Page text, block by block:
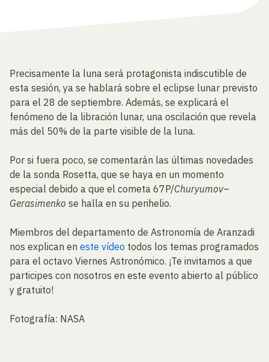
Precisamente la luna será protagonista indiscutible de
esta sesión, ya se hablará sobre el eclipse lunar previsto
para el 28 de septiembre. Además, se explicará el
fenómeno de la libración lunar, una oscilación que revela
más del 50% de la parte visible de la luna.
Por si fuera poco, se comentarán las últimas novedades
de la sonda Rosetta, que se haya en un momento
especial debido a que el cometa 67P/Churyumov–
Gerasimenko se halla en su perihelio.
Miembros del departamento de Astronomía de Aranzadi
nos explican en este vídeo todos los temas programados
para el octavo Viernes Astronómico. ¡Te invitamos a que
participes con nosotros en este evento abierto al público
y gratuito!
Fotografía: NASA